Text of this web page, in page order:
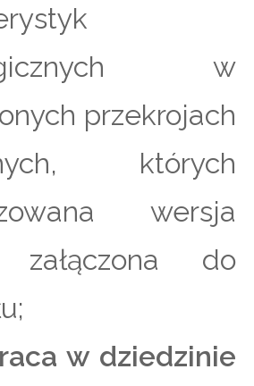
w
przekrojach
których
wersja
załączona do
w dziedzinie